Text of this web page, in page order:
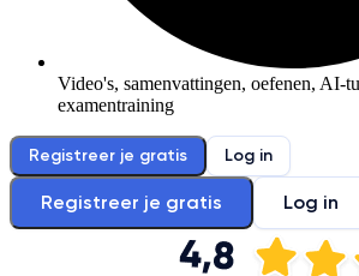
Video's, samenvattingen, oefenen, AI-
examentraining
Registreer je gratis Log in
Registreer je gratis Log in